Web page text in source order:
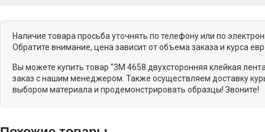
Наличие товара просьба уточнять по телефону или по
Обратите внимание, цена зависит от объема заказа и курса
Вы можете купить товар "3M 4658 двухсторонняя клейкая
заказ с нашим менеджером. Также осуществляем доставку
выбором материала и продемонстрировать образцы! Звоните!